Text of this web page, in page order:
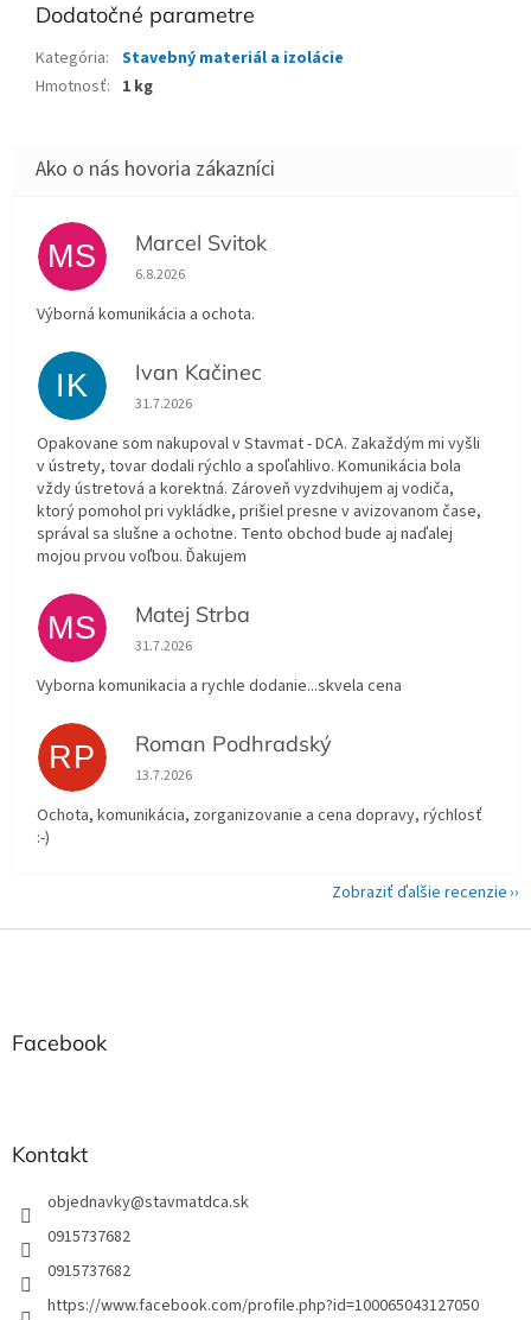
Dodatočné parametre
Kategória: Stavebný materiál a izolácie
Hmotnosť: 1 kg
MS Marcel Svitok
Hodnotenie obchodu je 5 z 5 hviezdičiek.
6.8.2026
Výborná komunikácia a ochota.
IK Ivan Kačinec
Hodnotenie obchodu je 5 z 5 hviezdičiek.
31.7.2026
Opakovane som nakupoval v Stavmat - DCA. Zakaždým mi vyšli
v ústrety, tovar dodali rýchlo a spoľahlivo. Komunikácia bola
vždy ústretová a korektná. Zároveň vyzdvihujem aj vodiča,
ktorý pomohol pri vykládke, prišiel presne v avizovanom čase,
správal sa slušne a ochotne. Tento obchod bude aj naďalej
mojou prvou voľbou. Ďakujem
MS Matej Strba
Hodnotenie obchodu je 5 z 5 hviezdičiek.
31.7.2026
Vyborna komunikacia a rychle dodanie...skvela cena
RP Roman Podhradský
Hodnotenie obchodu je 5 z 5 hviezdičiek.
13.7.2026
Ochota, komunikácia, zorganizovanie a cena dopravy, rýchlosť
:-)
Zobraziť ďalšie recenzie
Z
Facebook
Kontakt
objednavky@stavmatdca.sk
0915737682
0915737682
https://www.facebook.com/profile.php?id=100065043127050